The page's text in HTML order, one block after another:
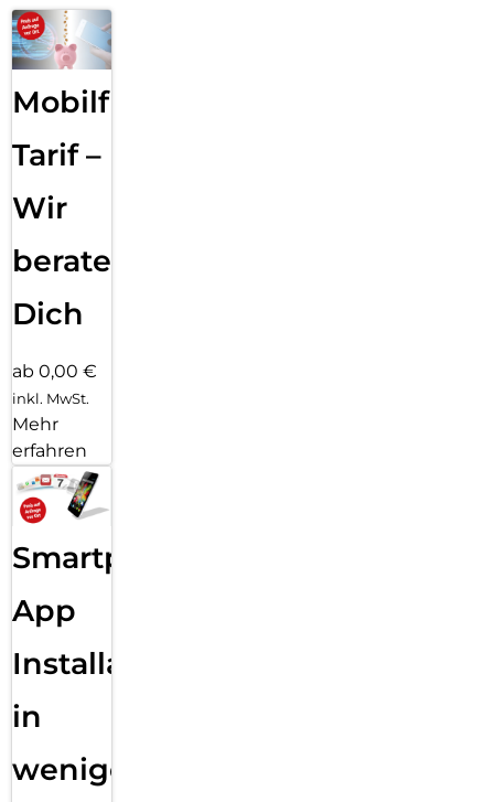
Mobilfunk
Tarif –
Wir
beraten
Dich
ab 0,00 €
inkl. MwSt.
Mehr
erfahren
Smartphone
App
Installation
in
wenigen